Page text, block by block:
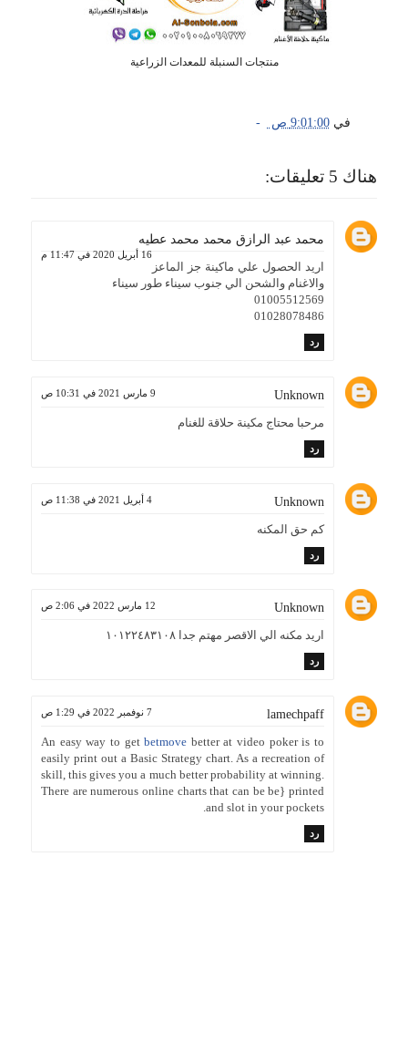
منتجات السنبلة للمعدات الزراعية
في9:01:00 ص
هناك 5 تعليقات:
محمد عبد الرازق محمد محمد عطيه
16 أبريل 2020 في 11:47 م
اريد الحصول علي ماكينة جز الماعز
والاغنام والشحن الي جنوب سيناء طور سيناء
01005512569
01028078486
رد
Unknown 9 مارس 2021 في 10:31 ص
مرحبا محتاج مكينة حلاقة للغنام
رد
Unknown 4 أبريل 2021 في 11:38 ص
كم حق المكنه
رد
Unknown 12 مارس 2022 في 2:06 ص
اريد مكنه الي الاقصر مهتم جدا ١٠١٢٢٤٨٣١٠٨
رد
lamechpaff 7 نوفمبر 2022 في 1:29 ص
An easy way to getbetmove better at video poker is to
easily print out a Basic Strategy chart. As a recreation of
skill, this gives you a much better probability at winning.
There are numerous online charts that can be be} printed
and slot in your pockets.
رد